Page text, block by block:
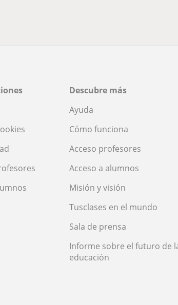
Descubre más
Ayuda
Cómo funciona
Acceso profesores
Acceso a alumnos
Misión y visión
Tusclases en el mundo
Sala de prensa
Informe sobre el futuro de
educación